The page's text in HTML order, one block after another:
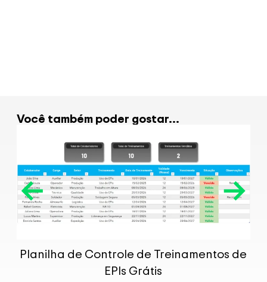
Você também poder gostar...
Planilha de Controle de Treinamentos de
EPIs Grátis